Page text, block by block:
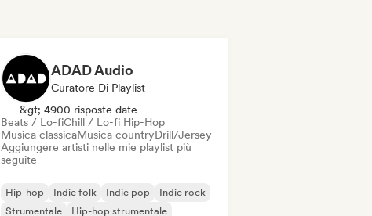
ADAD Audio
Curatore Di Playlist
&gt; 4900 risposte date
Beats / Lo-fiChill / Lo-fi Hip-Hop
Musica classicaMusica countryDrill/Jersey
Aggiungere artisti nelle mie playlist più
seguite
Hip-hop Indie folk Indie pop
Indie rock
Strumentale
Hip-hop strumentale